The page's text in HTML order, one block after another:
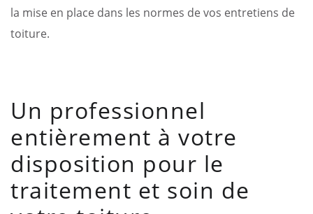
la mise en place dans les normes de vos entretiens de
toiture.
Un professionnel
entièrement à votre
disposition pour le
traitement et soin de